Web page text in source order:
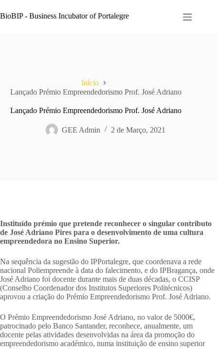
para
o
BioBIP - Business Incubator of Portalegre
Início
Lançado Prémio Empreendedorismo Prof. José Adriano
Lançado Prémio Empreendedorismo Prof. José Adriano
GEE Admin 2 de Março, 2021
Instituído prémio que pretende reconhecer o singular contributo
de José Adriano Pires para o desenvolvimento de uma cultura
empreendedora no Ensino Superior.
Na sequência da sugestão do IPPortalegre, que coordenava a rede
nacional Poliempreende à data do falecimento, e do IPBragança, onde
José Adriano foi docente durante mais de duas décadas, o CCISP
(Conselho Coordenador dos Institutos Superiores Politécnicos)
aprovou a criação do Prémio Empreendedorismo Prof. José Adriano.
O Prémio Empreendedorismo José Adriano, no valor de 5000€,
patrocinado pelo Banco Santander, reconhece, anualmente, um
docente pelas atividades desenvolvidas na área da promoção do
empreendedorismo académico, numa instituição de ensino superior